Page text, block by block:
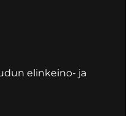
elinkeino- ja